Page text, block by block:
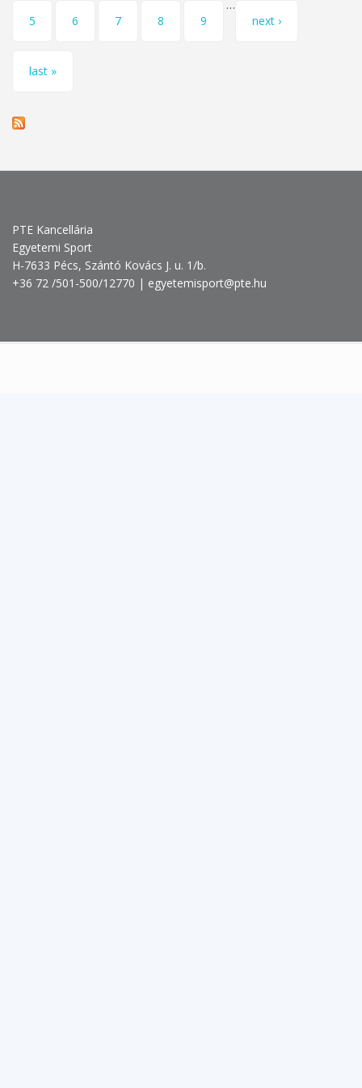
5 6 7 8 9
…
next ›
last »
PTE Kancellária
Egyetemi Sport
H-7633 Pécs, Szántó Kovács J. u. 1/b.
+36 72 /501-500/12770 | egyetemisport@pte.hu